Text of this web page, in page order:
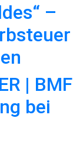
–
| BMF
bei